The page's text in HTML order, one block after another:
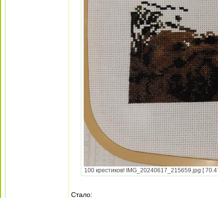
100 крестиков! IMG_20240617_215659.jpg [
Стало: